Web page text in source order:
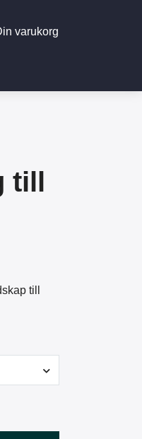
varukorg
till
till